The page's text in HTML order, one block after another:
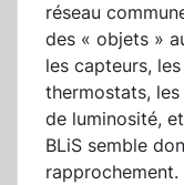
réseau
des « objets »
les capteurs,
thermostats,
de luminosité,
BLiS semble
rapprochement.